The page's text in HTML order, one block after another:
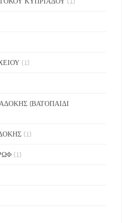
(1)
(ΒΑΤΟΠΑΙΔΙ
(1)
(1)